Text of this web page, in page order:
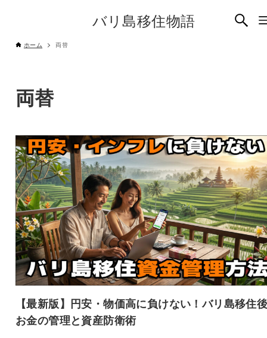
バリ島移住物語
ホーム 両替
両替
【最新版】円安・物価高に負けない！バリ島移住
お金の管理と資産防衛術